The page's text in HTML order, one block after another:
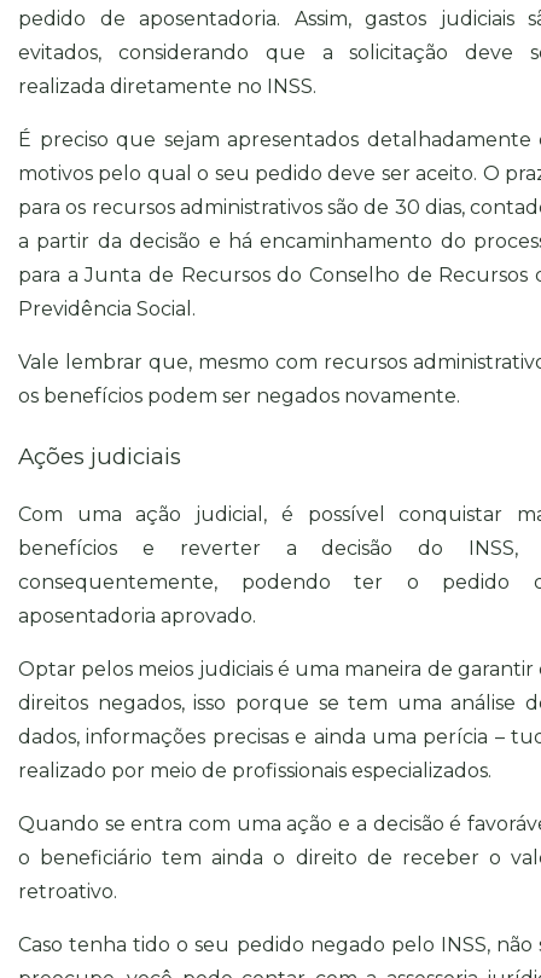
pedido de aposentadoria. Assim, gastos judiciais
evitados, considerando que a solicitação deve
realizada diretamente no INSS.
É preciso que sejam apresentados detalhadamente
motivos pelo qual o seu pedido deve ser aceito. O
para os recursos administrativos são de 30 dias,
a partir da decisão e há encaminhamento do
para a Junta de Recursos do Conselho de Recursos
Previdência Social.
Vale lembrar que, mesmo com recursos
os benefícios podem ser negados novamente.
Ações judiciais
Com uma ação judicial, é possível conquistar
benefícios e reverter a decisão do INSS,
consequentemente, podendo ter o pedido
aposentadoria aprovado.
Optar pelos meios judiciais é uma maneira de garantir
direitos negados, isso porque se tem uma análise
dados, informações precisas e ainda uma perícia –
realizado por meio de profissionais especializados.
Quando se entra com uma ação e a decisão é
o beneficiário tem ainda o direito de receber o
retroativo.
Caso tenha tido o seu pedido negado pelo INSS, não